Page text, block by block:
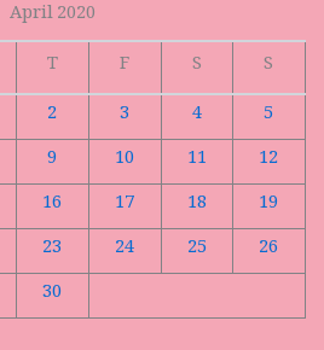
April 2020
T F S
S
2 3 4
5
9 10 11
12
16 17 18
19
23 24 25
26
30